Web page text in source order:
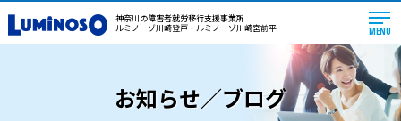
神奈川の障害者就労移行支援事業所
ルミノーゾ川崎登戸・ルミノーゾ川崎宮前平
MENU
お知らせ／ブログ